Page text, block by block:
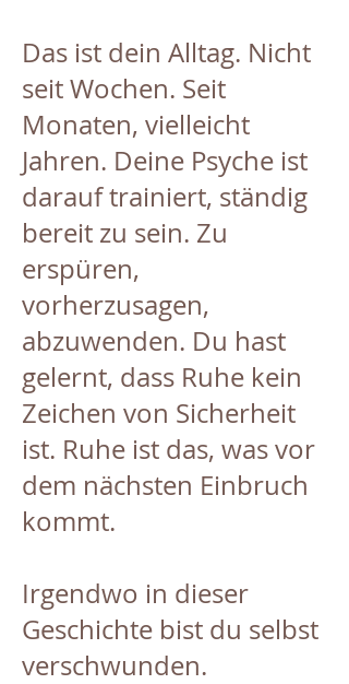
Das ist dein Alltag. Nicht
seit Wochen. Seit
Monaten, vielleicht
Jahren. Deine Psyche ist
darauf trainiert, ständig
bereit zu sein. Zu
erspüren,
vorherzusagen,
abzuwenden. Du hast
gelernt, dass Ruhe kein
Zeichen von Sicherheit
ist. Ruhe ist das, was vor
dem nächsten Einbruch
kommt.
Irgendwo in dieser
Geschichte bist du selbst
verschwunden.